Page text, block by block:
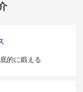
的に鍛える